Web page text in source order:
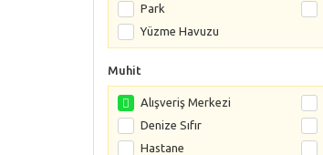
Park
Yüzme Havuzu
Muhit
Alışveriş Merkezi
Denize Sıfır
Hastane